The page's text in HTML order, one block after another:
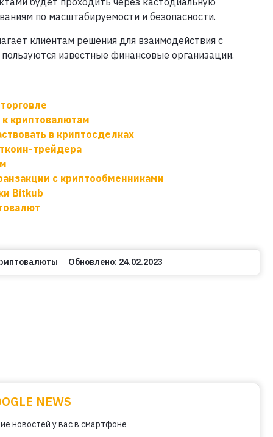
по масштабируемости и безопасности.
клиентам решения для взаимодействия с
известные финансовые организации.
криптовалютам
в криптосделках
трейдера
с криптообменниками
Bitkub
Обновлено: 24.02.2023
NEWS
новостей у вас в смартфоне